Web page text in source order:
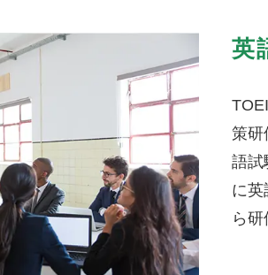
英
策研
語試
に英
ら